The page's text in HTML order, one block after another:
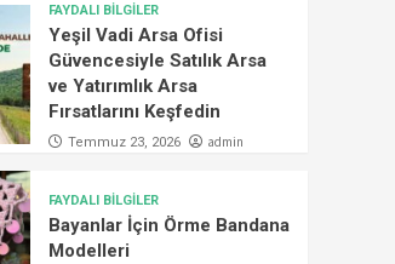
FAYDALI BİLGİLER
Yeşil Vadi Arsa Ofisi
Güvencesiyle Satılık Arsa
ve Yatırımlık Arsa
Fırsatlarını Keşfedin
Temmuz 23, 2026 admin
FAYDALI BİLGİLER
Bayanlar İçin Örme Bandana
Modelleri